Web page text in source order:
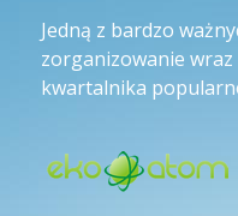
Jedną z bardzo
zorganizowanie
kwartalnika